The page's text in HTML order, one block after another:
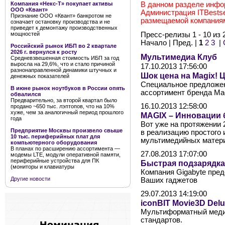
Компания «Некс-Т» покупает активы
ООО «Квант»
Признание ООО «Квант» банкротом не
означает остановку производства и не
приведет к демонтажу производственных
мощностей
Российский рынок ИБП во 2 квартале
2026 г. вернулся к росту
Средневзвешенная стоимость ИБП за год
выросла на 29,6%, что и стало причиной
разнонаправленной динамики штучных и
денежных показателей
В июне рынок ноутбуков в России опять
обвалился
Предварительно, за второй квартал было
продано ~650 тыс. лэптопов, что на 10%
хуже, чем за аналогичный период прошлого
года
Предприятие Москвы произвело свыше
10 тыс. периферийных плат для
компьютерного оборудования
В планах по расширению ассортимента —
модемы LTE, модули оперативной памяти,
периферийные устройства для ПК
(мониторы и клавиатуры
Другие новости
В данном разделе
Администрация
размещаемой
Пресс-релизы 1 - 10 из
Начало | Пред. | 1 2 3 |
Мультимедиа Клуб
17.10.2013 17:56:00
Шок цена на Magix!
Специальное
ассортимент бренда
16.10.2013 12:58:00
MAGIX –
Вот уже на протяжении
в реализацию
мультимедийных
27.08.2013 17:07:00
Быстрая
Компания Gigabyte
Ваших гаджетов
29.07.2013 14:19:00
iconBIT Movie3D
Мультиформатный
стандартов.